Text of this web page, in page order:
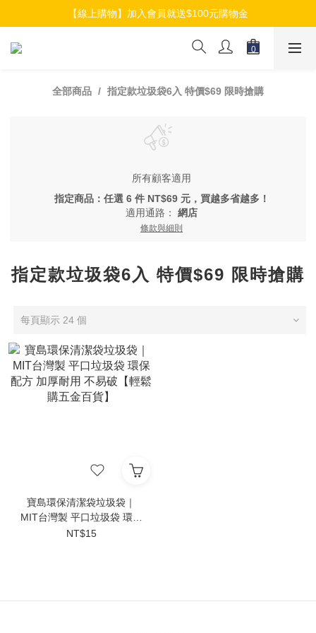
【線上購物】加入會員就送$100元購物金
【線上購物】加入會員就送$100元購物金
【線上購物】介紹好友加入會員再拿$50折扣金
全部商品 指定款垃圾袋6入 特價$69 限時搶購
所有顧客適用
指定商品：任選 6 件 NT$69 元，買越多省越多！
適用通路： 網店
條款與細則
指定款垃圾袋6入 特價$69 限時搶購
每頁顯示 24 個
寶島環保清潔袋垃圾袋｜
MIT台灣製 平口垃圾袋 環保
配方 加厚耐用 不易破【輕鬆
NT$15